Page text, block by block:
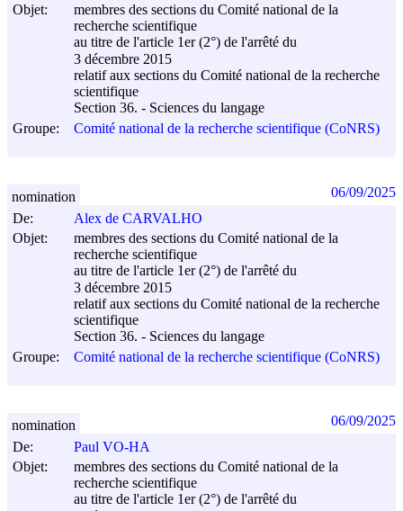
Objet:
membres des sections du Comité national de la
recherche scientifique
au titre de l'article 1er (2°) de l'arrêté du
3 décembre 2015
relatif aux sections du Comité national de la recherche
scientifique
Section 36. - Sciences du langage
Groupe:
Comité national de la recherche scientifique (CoNRS)
De:
Alex de CARVALHO
Objet:
membres des sections du Comité national de la
recherche scientifique
au titre de l'article 1er (2°) de l'arrêté du
3 décembre 2015
relatif aux sections du Comité national de la recherche
scientifique
Section 36. - Sciences du langage
Groupe:
Comité national de la recherche scientifique (CoNRS)
nomination 06/09/2025
De:
Paul VO-HA
Objet:
membres des sections du Comité national de la
recherche scientifique
au titre de l'article 1er (2°) de l'arrêté du
nomination 06/09/2025